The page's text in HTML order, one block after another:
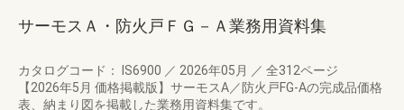
サーモスＡ・防火戸ＦＧ－Ａ業務用資料集
カタログコード： IS6900 ／ 2026年05月 ／ 全312ページ
【2026年5月 価格掲載版】サーモスA／防火戸FG-Aの完成品価格
表、納まり図を掲載した業務用資料集です。